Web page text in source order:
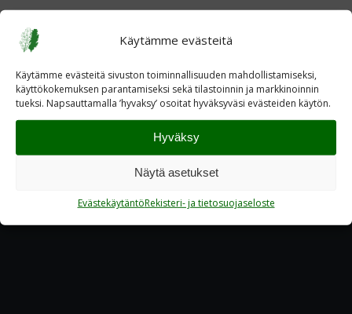
Käytämme evästeitä
Käytämme evästeitä sivuston toiminnallisuuden mahdollistamiseksi,
käyttökokemuksen parantamiseksi sekä tilastoinnin ja markkinoinnin
tueksi. Napsauttamalla ’hyvaksy’ osoitat hyväksyväsi evästeiden käytön.
Hyväksy
Näytä asetukset
EvästekäytäntöRekisteri- ja tietosuojaseloste